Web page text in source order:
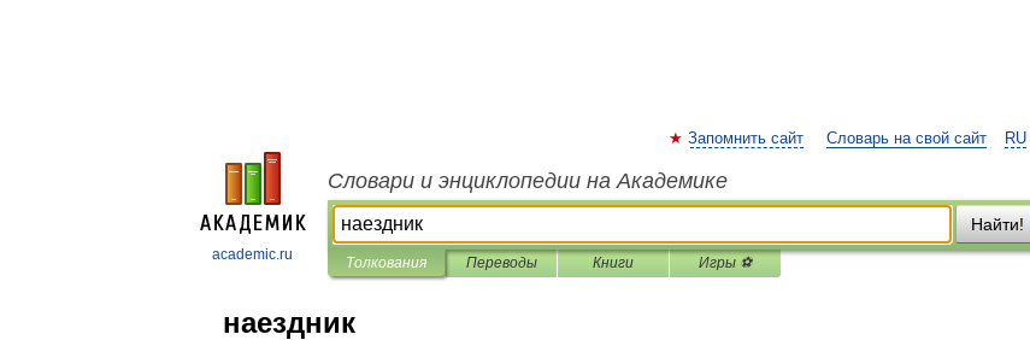
academic.ru
RU
Запомнить сайт Словарь на свой сайт
Словари и энциклопедии на Академике
Найти!
Толкования Переводы Книги Игры ⚽
наездник